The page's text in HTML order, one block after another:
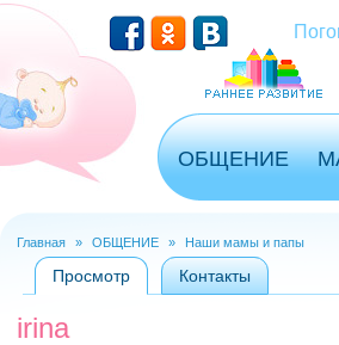
Перейти к основному содержанию
ОБЩЕНИЕ
Вы здесь
Главная » ОБЩЕНИЕ » Наши мамы и папы
Главные вкладки
Просмотр (активная вкладка)
Контакты
irina